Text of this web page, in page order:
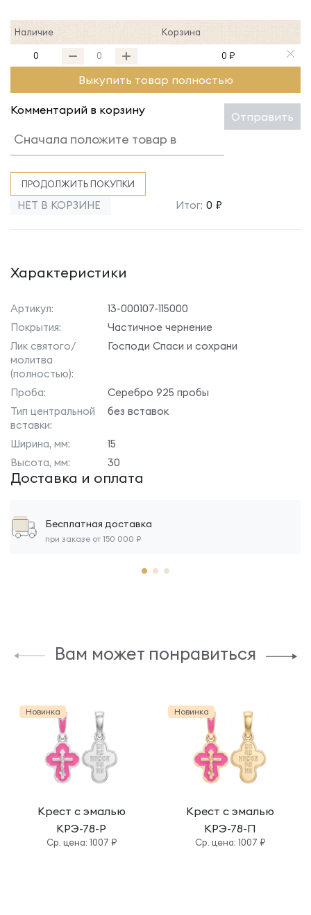
Наличие Корзина
0 0 ₽
Выкупить товар полностью
Комментарий в корзину Отправить
ПРОДОЛЖИТЬ ПОКУПКИ
НЕТ В КОРЗИНЕ Итог: 0 ₽
Характеристики
Артикул:
13-000107-115000
Покрытия:
Частичное чернение
Лик святого/
молитва
(полностью):
Господи Спаси и сохрани
Проба:
Серебро 925 пробы
Тип центральной
вставки:
без вставок
Ширина, мм:
15
Высота, мм:
30
Доставка и оплата
Бесплатная доставка
при заказе от 150 000 ₽
Вам может понравиться
Новинка
Крест с эмалью
КРЭ-78-Р
Cр. цена: 1007 ₽
Новинка
Крест с эмалью
КРЭ-78-П
Cр. цена: 1007 ₽